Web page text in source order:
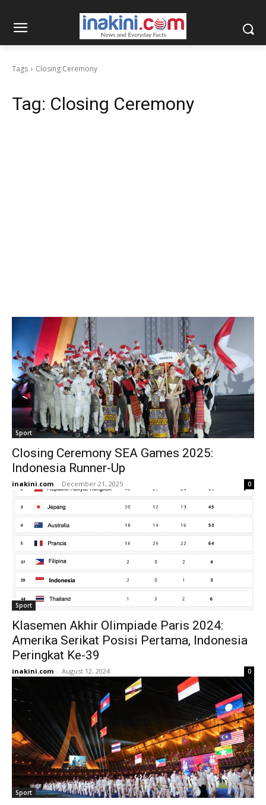
Tags Closing Ceremony
Tag: Closing Ceremony
Sport
Closing Ceremony SEA Games 2025:
Indonesia Runner-Up
inakini.com - December 21, 2025 0
Sport
Klasemen Akhir Olimpiade Paris 2024:
Amerika Serikat Posisi Pertama, Indonesia
Peringkat Ke-39
inakini.com - August 12, 2024 0
Sport